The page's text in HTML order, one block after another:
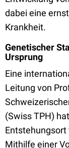
dabei eine
Krankheit.
Genetischer
Ursprung
Eine
Leitung von
(Swiss TPH)
Mithilfe einer